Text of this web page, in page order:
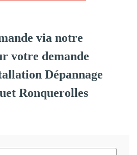
via notre
votre demande
Dépannage
Ronquerolles